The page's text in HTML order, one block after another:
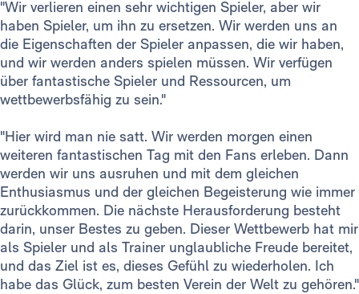
"Wir verlieren einen sehr wichtigen Spieler, aber wir
haben Spieler, um ihn zu ersetzen. Wir werden uns an
die Eigenschaften der Spieler anpassen, die wir haben,
und wir werden anders spielen müssen. Wir verfügen
über fantastische Spieler und Ressourcen, um
wettbewerbsfähig zu sein."
"Hier wird man nie satt. Wir werden morgen einen
weiteren fantastischen Tag mit den Fans erleben. Dann
werden wir uns ausruhen und mit dem gleichen
Enthusiasmus und der gleichen Begeisterung wie immer
zurückkommen. Die nächste Herausforderung besteht
darin, unser Bestes zu geben. Dieser Wettbewerb hat mir
als Spieler und als Trainer unglaubliche Freude bereitet,
und das Ziel ist es, dieses Gefühl zu wiederholen. Ich
habe das Glück, zum besten Verein der Welt zu gehören."